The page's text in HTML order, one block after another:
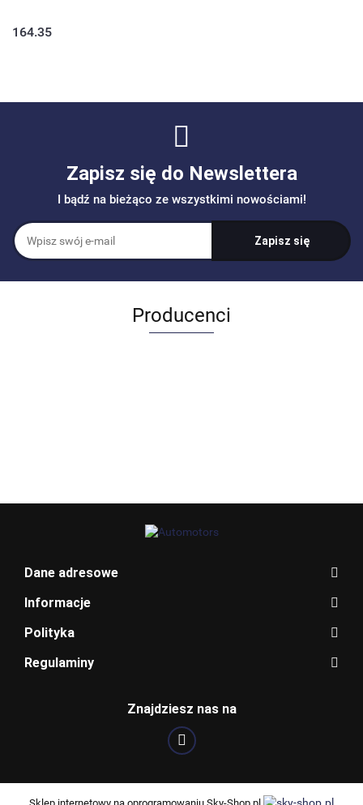
164.35
Zapisz się do Newslettera
I bądź na bieżąco ze wszystkimi nowościami!
Producenci
BENTLEY
Dane adresowe
Informacje
Polityka
Regulaminy
Znajdziesz nas na